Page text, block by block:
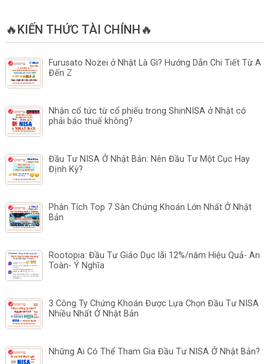
🔥KIẾN THỨC TÀI CHÍNH🔥
Furusato Nozei ở Nhật Là Gì? Hướng Dẫn Chi Tiết Từ A
Đến Z
Nhận cổ tức từ cổ phiếu trong ShinNISA ở Nhật có
phải báo thuế không?
Đầu Tư NISA Ở Nhật Bản: Nên Đầu Tư Một Cục Hay
Định Kỳ?
Phân Tích Top 7 Sàn Chứng Khoán Lớn Nhất Ở Nhật
Bản
Rootopia: Đầu Tư Giáo Dục lãi 12%/năm Hiệu Quả- An
Toàn- Ý Nghĩa
3 Công Ty Chứng Khoán Được Lựa Chọn Đầu Tư NISA
Nhiều Nhất Ở Nhật Bản
Những Ai Có Thể Tham Gia Đầu Tư NISA Ở Nhật Bản?